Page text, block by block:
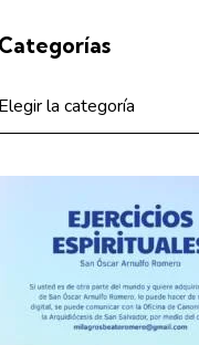
Categorías